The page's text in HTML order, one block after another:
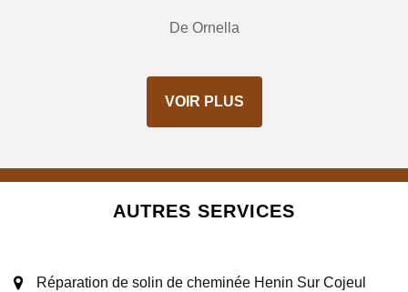
De Ornella
VOIR PLUS
AUTRES SERVICES
Réparation de solin de cheminée Henin Sur Cojeul